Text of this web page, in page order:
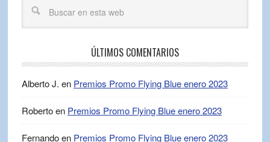
ÚLTIMOS COMENTARIOS
Alberto J. en Premios Promo Flying Blue enero 2023
Robertoen Premios Promo Flying Blue enero 2023
Fernandoen Premios Promo Flying Blue enero 2023